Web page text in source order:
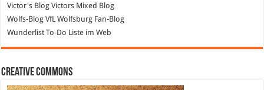
Victor's Blog Victors Mixed Blog
Wolfs-Blog VfL Wolfsburg Fan-Blog
Wunderlist To-Do Liste im Web
Creative Commons